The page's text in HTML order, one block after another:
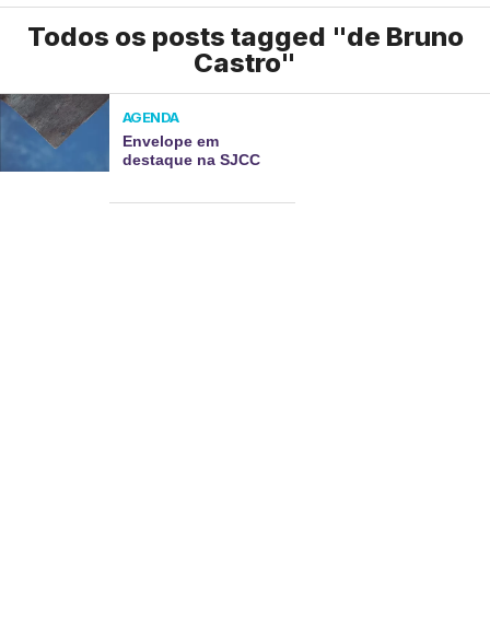
Todos os posts tagged "de Bruno
Castro"
AGENDA
Envelope em
destaque na SJCC